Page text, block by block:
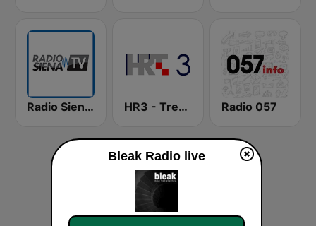
Radio Siena TV HR3 - Treci program Radio 057
Bleak Radio live